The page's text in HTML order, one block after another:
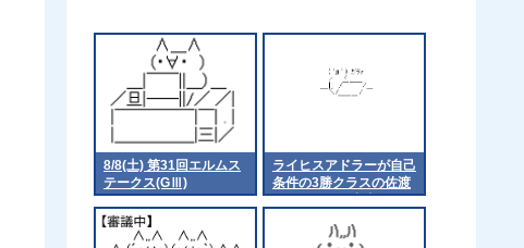
8/8(土) 第31回エルムス
テークス(GⅢ)
ライヒスアドラーが自己
条件の3勝クラスの佐渡
ステークスに出走